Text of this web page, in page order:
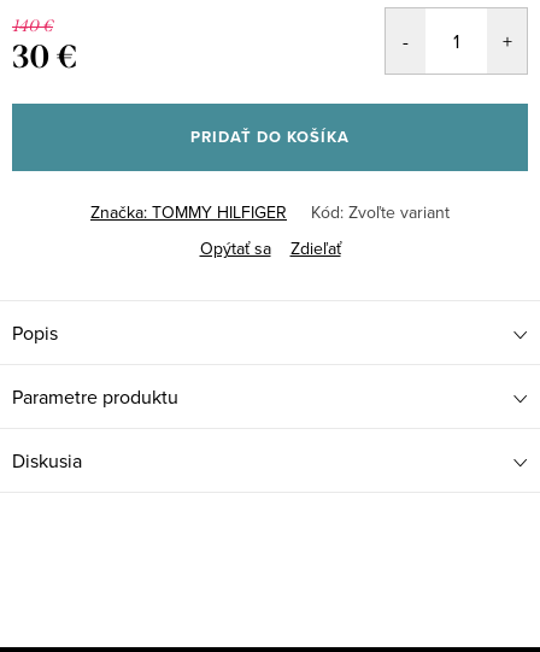
140 €
30 €
cena:
PRIDAŤ DO KOŠÍKA
Značka: TOMMY HILFIGER Kód: Zvoľte variant
Opýtať sa
Zdieľať
Popis
Parametre produktu
Diskusia